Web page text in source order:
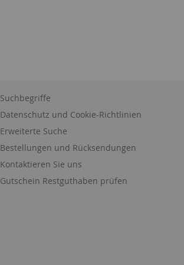
Suchbegriffe
Datenschutz und Cookie-Richtlinien
Erweiterte Suche
Bestellungen und Rücksendungen
Kontaktieren Sie uns
Gutschein Restguthaben prüfen